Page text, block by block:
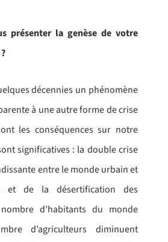
présenter la genèse de votre
décennies un phénomène
à une autre forme de crise
les conséquences sur notre
significatives : la double crise
entre le monde urbain et
et de la désertification des
d’habitants du monde
d’agriculteurs diminuent